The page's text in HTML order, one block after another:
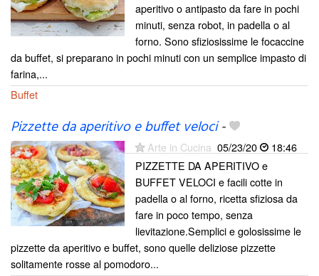
aperitivo o antipasto da fare in pochi
minuti, senza robot, in padella o al
forno. Sono sfiziosissime le focaccine
da buffet, si preparano in pochi minuti con un semplice impasto di
farina,...
Buffet
Pizzette da aperitivo e buffet veloci-
Arte in Cucina 05/23/20
18:46
PIZZETTE DA APERITIVO e
BUFFET VELOCI e facili cotte in
padella o al forno, ricetta sfiziosa da
fare in poco tempo, senza
lievitazione.Semplici e golosissime le
pizzette da aperitivo e buffet, sono quelle deliziose pizzette
solitamente rosse al pomodoro...